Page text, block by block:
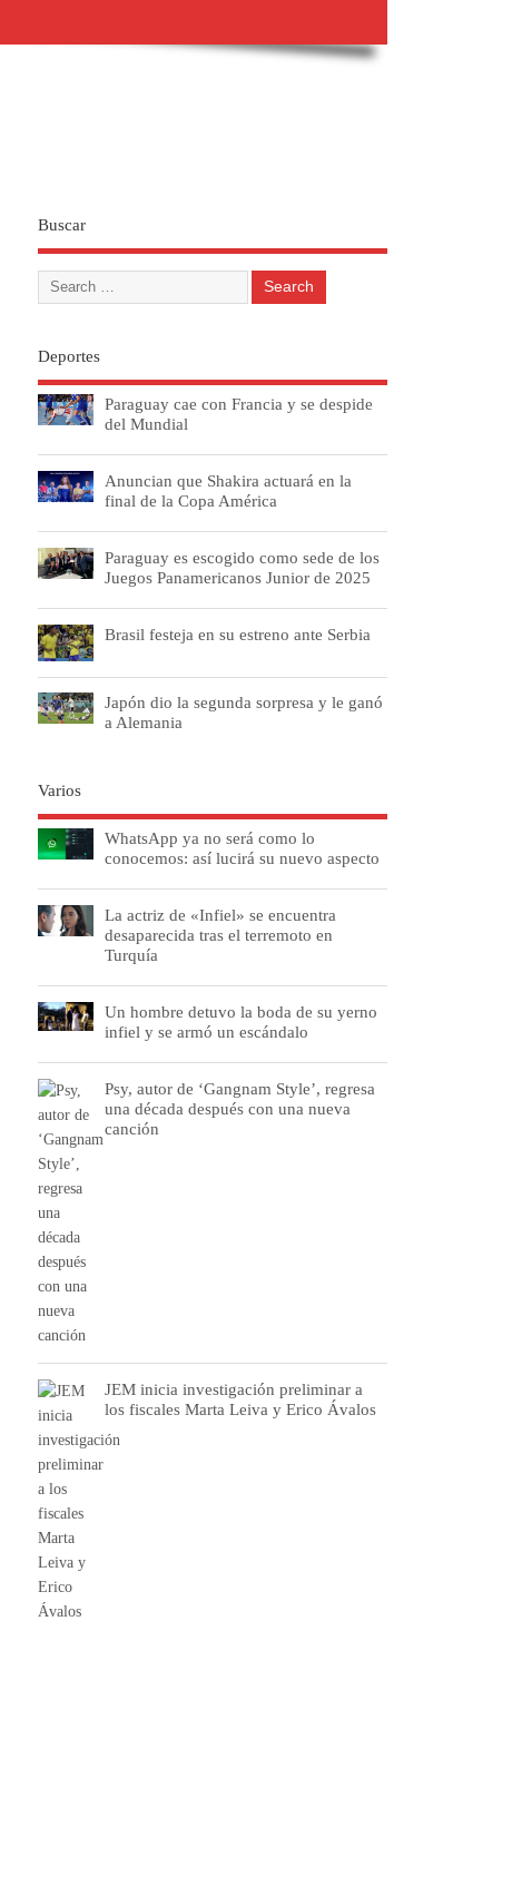
Buscar
Deportes
Paraguay cae con Francia y se despide
del Mundial
Anuncian que Shakira actuará en la
final de la Copa América
Paraguay es escogido como sede de los
Juegos Panamericanos Junior de 2025
Brasil festeja en su estreno ante Serbia
Japón dio la segunda sorpresa y le ganó
a Alemania
Varios
WhatsApp ya no será como lo
conocemos: así lucirá su nuevo aspecto
La actriz de «Infiel» se encuentra
desaparecida tras el terremoto en
Turquía
Un hombre detuvo la boda de su yerno
infiel y se armó un escándalo
Psy, autor de ‘Gangnam Style’, regresa
una década después con una nueva
canción
JEM inicia investigación preliminar a
los fiscales Marta Leiva y Erico Ávalos